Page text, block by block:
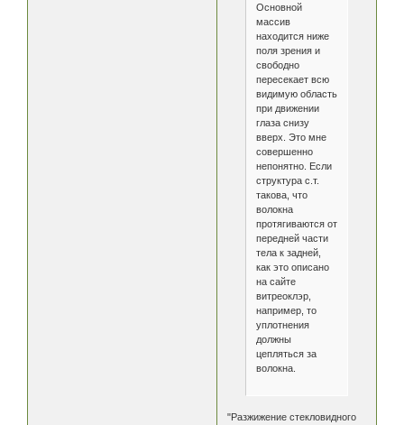
Основной
массив
находится ниже
поля зрения и
свободно
пересекает всю
видимую область
при движении
глаза снизу
вверх. Это мне
совершенно
непонятно. Если
структура с.т.
такова, что
волокна
протягиваются от
передней части
тела к задней,
как это описано
на сайте
витреоклэр,
например, то
уплотнения
должны
цепляться за
волокна.
"Разжижение стекловидного